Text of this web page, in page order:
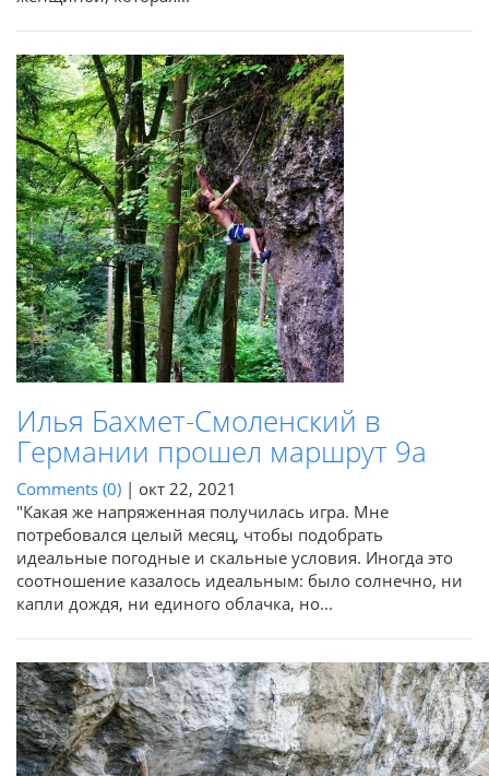
Илья Бахмет-Смоленский в
Германии прошел маршрут 9а
Comments (0) | окт 22, 2021
"Какая же напряженная получилась игра. Мне
потребовался целый месяц, чтобы подобрать
идеальные погодные и скальные условия. Иногда это
соотношение казалось идеальным: было солнечно, ни
капли дождя, ни единого облачка, но...